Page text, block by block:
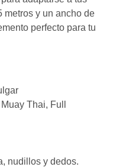
metros y un ancho de
perfecto para tu
Thai, Full
nudillos y dedos.